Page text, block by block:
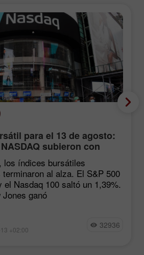
para el 13 de agosto:
subieron con
de inflación
los índices bursátiles
al alza. El S&P 500
el Nasdaq 100 saltó un 1,39%.
ganó
+02:00 32936